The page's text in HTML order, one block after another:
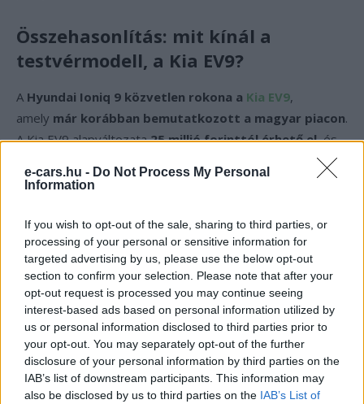
e-cars.hu - Do Not Process My Personal
Information
If you wish to opt-out of the sale, sharing to third parties, or
processing of your personal or sensitive information for
targeted advertising by us, please use the below opt-out
section to confirm your selection. Please note that after your
opt-out request is processed you may continue seeing
interest-based ads based on personal information utilized by
us or personal information disclosed to third parties prior to
your opt-out. You may separately opt-out of the further
disclosure of your personal information by third parties on the
IAB’s list of downstream participants. This information may
also be disclosed by us to third parties on the IAB’s List of
Összehasonlítás: mit kínál a
testvérmodell, a Kia EV9?
A Hyundai Ioniq 9 közvetlen rokona a Kia EV9,
amely már korábban bemutatkozott a magyar piacon.
A Kia EV9 alapváltozata25 millió forinttól érhető el, és
viszontakkumulátora csupán 76,1 kWh kapacitású . A
valamint99,8 kWh-s akkumulátorralrendelkezik –
ezértakár 37 millió forintot is elkérhetneka
vásárlóktól.
A Hyundai ezzel szembenmagasabb indulóárral, de
nagyobb akkukapacitással és hatótávvallép piacra,
miközbena prémiumfelszereltségű verziók ára szoros
versenyben marad
a riválissal.